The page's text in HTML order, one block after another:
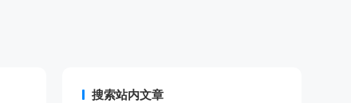
搜索站内文章